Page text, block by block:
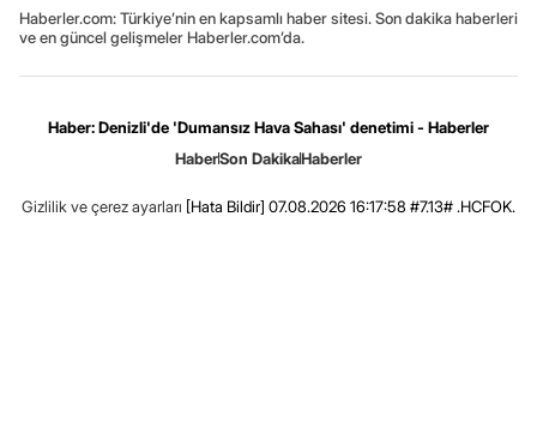
Haberler.com: Türkiye’nin en kapsamlı haber sitesi. Son dakika haberleri
ve en güncel gelişmeler Haberler.com’da.
Haber: Denizli'de 'Dumansız Hava Sahası' denetimi - Haberler
HaberSon DakikaHaberler
Gizlilik ve çerez ayarları [Hata Bildir] 07.08.2026 16:17:58 #7.13# .HCFOK.